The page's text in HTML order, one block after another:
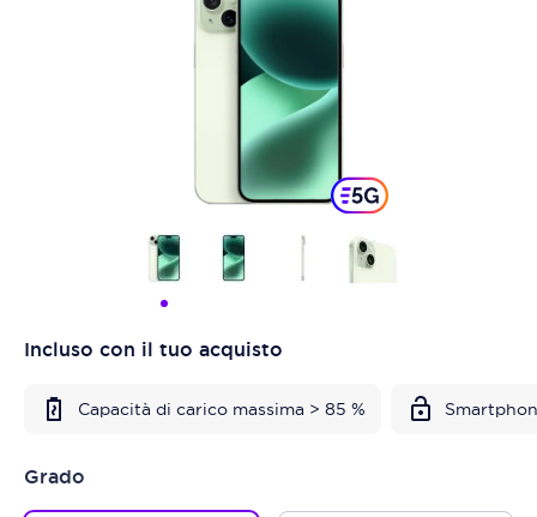
Incluso con il tuo acquisto
Capacità di carico massima > 85 %
Grado